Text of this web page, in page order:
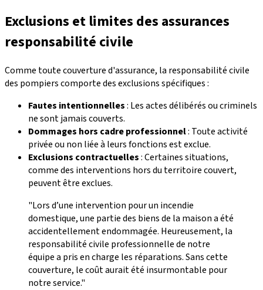
Exclusions et limites des assurances
responsabilité civile
Comme toute couverture d'assurance, la responsabilité civile
des pompiers comporte des exclusions spécifiques :
Fautes intentionnelles: Les actes délibérés ou criminels
ne sont jamais couverts.
Dommages hors cadre professionnel: Toute activité
privée ou non liée à leurs fonctions est exclue.
Exclusions contractuelles: Certaines situations,
comme des interventions hors du territoire couvert,
peuvent être exclues.
"Lors d’une intervention pour un incendie
domestique, une partie des biens de la maison a été
accidentellement endommagée. Heureusement, la
responsabilité civile professionnelle de notre
équipe a pris en charge les réparations. Sans cette
couverture, le coût aurait été insurmontable pour
notre service."